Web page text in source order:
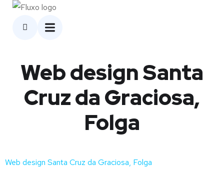
Web design Santa
Cruz da Graciosa,
Folga
Web design Santa Cruz da Graciosa, Folga